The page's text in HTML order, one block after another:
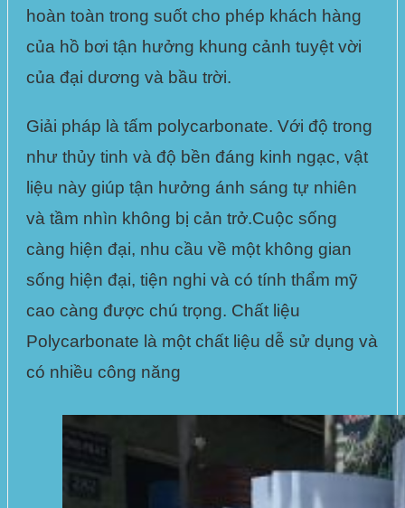
hoàn toàn trong suốt cho phép khách hàng
của hồ bơi tận hưởng khung cảnh tuyệt vời
của đại dương và bầu trời.
Giải pháp là tấm polycarbonate. Với độ trong
như thủy tinh và độ bền đáng kinh ngạc, vật
liệu này giúp tận hưởng ánh sáng tự nhiên
và tầm nhìn không bị cản trở.Cuộc sống
càng hiện đại, nhu cầu về một không gian
sống hiện đại, tiện nghi và có tính thẩm mỹ
cao càng được chú trọng. Chất liệu
Polycarbonate là một chất liệu dễ sử dụng và
có nhiều công năng